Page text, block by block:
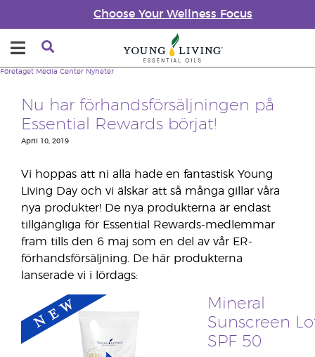
Choose Your Wellness Focus
Företaget Media Center Nyheter
Nu har förhandsförsäljningen på
Essential Rewards börjat!
April 10, 2019
Vi hoppas att ni alla hade en fantastisk Young
Living Day och vi älskar att så många gillar våra
nya produkter! De nya produkterna är endast
tillgängliga för Essential Rewards-medlemmar
fram tills den 6 maj som en del av vår ER-
förhandsförsäljning. De här produkterna
lanserade vi i lördags:
Mineral
Sunscreen
SPF 50